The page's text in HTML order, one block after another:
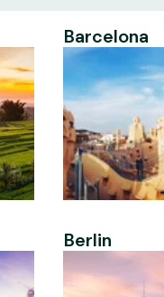
Barcelona
Berlin